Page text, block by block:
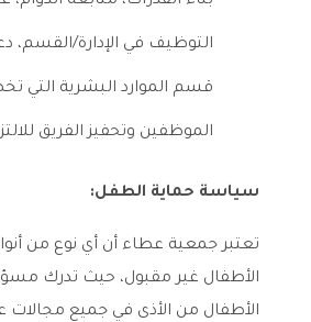
التوظيف في الإدارة/القسم،
قسم الموارد البشرية التي
الموظفين وتحفيز الفريق
سياسة حماية الطفل:
تعتبر جمعية عطاء أن أي نوع من
الأطفال غير مقبول، حيث تدرك
الأطفال من الأذى في جميع مجالات